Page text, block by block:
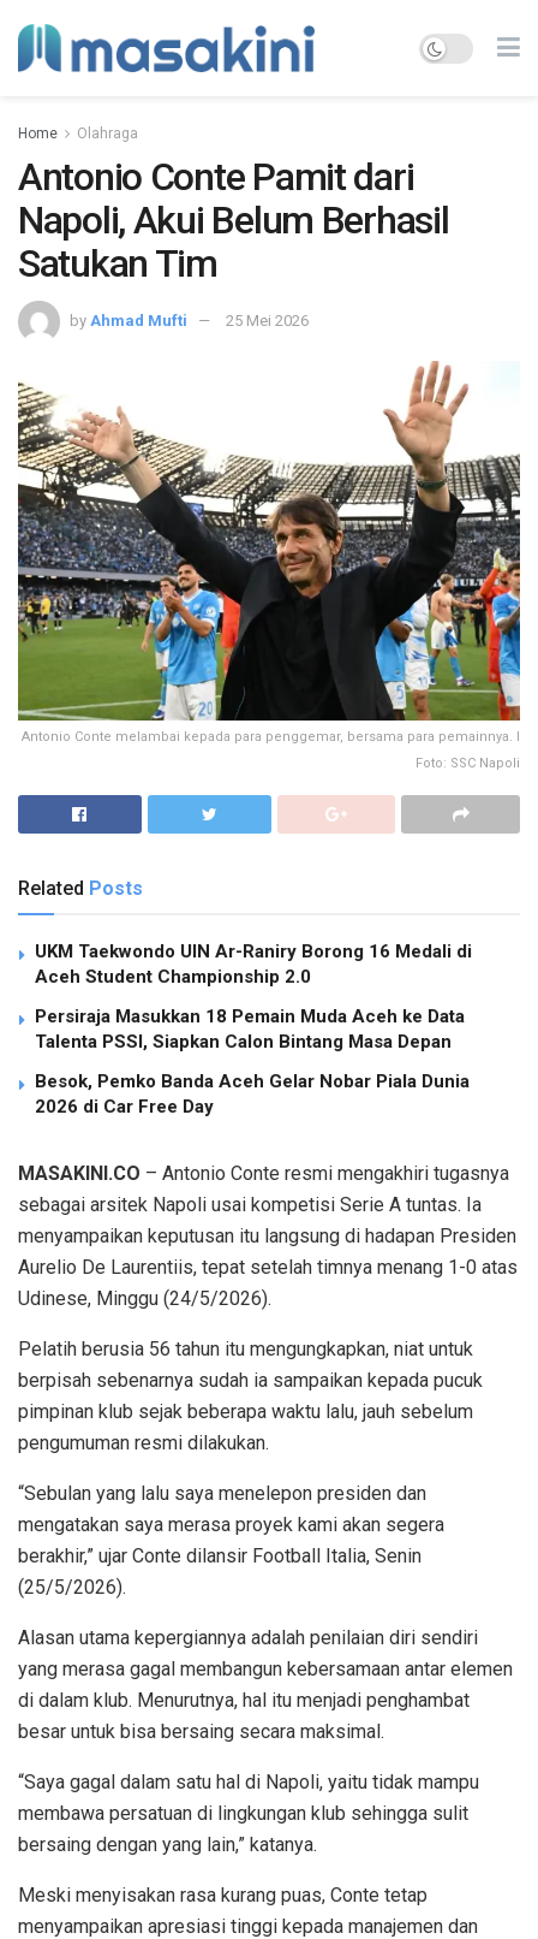
Home Olahraga
Antonio Conte Pamit dari
Napoli, Akui Belum Berhasil
Satukan Tim
by Ahmad Mufti 25 Mei 2026
Antonio Conte melambai kepada para penggemar, bersama para pemainnya. I
Foto: SSC Napoli
Related Posts
UKM Taekwondo UIN Ar-Raniry Borong 16 Medali di
Aceh Student Championship 2.0
Persiraja Masukkan 18 Pemain Muda Aceh ke Data
Talenta PSSI, Siapkan Calon Bintang Masa Depan
Besok, Pemko Banda Aceh Gelar Nobar Piala Dunia
2026 di Car Free Day
MASAKINI.CO – Antonio Conte resmi mengakhiri tugasnya
sebagai arsitek Napoli usai kompetisi Serie A tuntas. Ia
menyampaikan keputusan itu langsung di hadapan Presiden
Aurelio De Laurentiis, tepat setelah timnya menang 1-0 atas
Udinese, Minggu (24/5/2026).
Pelatih berusia 56 tahun itu mengungkapkan, niat untuk
berpisah sebenarnya sudah ia sampaikan kepada pucuk
pimpinan klub sejak beberapa waktu lalu, jauh sebelum
pengumuman resmi dilakukan.
“Sebulan yang lalu saya menelepon presiden dan
mengatakan saya merasa proyek kami akan segera
berakhir,” ujar Conte dilansir Football Italia, Senin
(25/5/2026).
Alasan utama kepergiannya adalah penilaian diri sendiri
yang merasa gagal membangun kebersamaan antar elemen
di dalam klub. Menurutnya, hal itu menjadi penghambat
besar untuk bisa bersaing secara maksimal.
“Saya gagal dalam satu hal di Napoli, yaitu tidak mampu
membawa persatuan di lingkungan klub sehingga sulit
bersaing dengan yang lain,” katanya.
Meski menyisakan rasa kurang puas, Conte tetap
menyampaikan apresiasi tinggi kepada manajemen dan